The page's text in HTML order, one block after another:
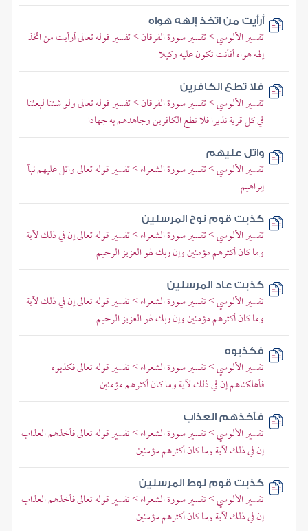
أرأيت من اتخذ إلهه هواه
تفسير الألوسي > تفسير سورة الفرقان > تفسير قوله تعالى أرأيت من اتخذ
إلهه هواه أفأنت تكون عليه وكيلا
فلا تطع الكافرين
تفسير الألوسي > تفسير سورة الفرقان > تفسير قوله تعالى ولو شئنا لبعثنا
في كل قرية نذيرا فلا تطع الكافرين وجاهدهم به جهادا
واتل عليهم
تفسير الألوسي > تفسير سورة الشعراء > تفسير قوله تعالى واتل عليهم نبأ
إبراهيم
كذبت قوم نوح المرسلين
تفسير الألوسي > تفسير سورة الشعراء > تفسير قوله تعالى إن في ذلك لآية
وما كان أكثرهم مؤمنين وإن ربك لهو العزيز الرحيم
كذبت عاد المرسلين
تفسير الألوسي > تفسير سورة الشعراء > تفسير قوله تعالى إن في ذلك لآية
وما كان أكثرهم مؤمنين وإن ربك لهو العزيز الرحيم
فكذبوه
تفسير الألوسي > تفسير سورة الشعراء > تفسير قوله تعالى فكذبوه
فأهلكناهم إن في ذلك لآية وما كان أكثرهم مؤمنين
فأخذهم العذاب
تفسير الألوسي > تفسير سورة الشعراء > تفسير قوله تعالى فأخذهم العذاب
إن في ذلك لآية وما كان أكثرهم مؤمنين
كذبت قوم لوط المرسلين
تفسير الألوسي > تفسير سورة الشعراء > تفسير قوله تعالى فأخذهم العذاب
إن في ذلك لآية وما كان أكثرهم مؤمنين